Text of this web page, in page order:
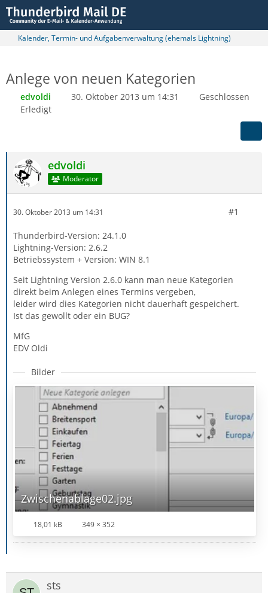
Kalender, Termin- und Aufgabenverwaltung (ehemals Lightning)
Anlege von neuen Kategorien
edvoldi 30. Oktober 2013 um 14:31
Geschlossen
Erledigt
edvoldi
Moderator
30. Oktober 2013 um 14:31 #1
Thunderbird-Version: 24.1.0
Lightning-Version: 2.6.2
Betriebssystem + Version: WIN 8.1
Seit Lightning Version 2.6.0 kann man neue Kategorien
direkt beim Anlegen eines Termins vergeben,
leider wird dies Kategorien nicht dauerhaft gespeichert.
Ist das gewollt oder ein BUG?
MfG
EDV Oldi
Bilder
Zwischenablage02.jpg
18,01 kB 349 × 352
sts